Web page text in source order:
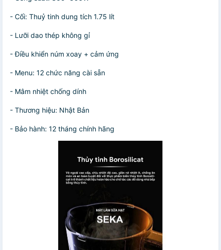
- Cối: Thuỷ tinh dung tích 1.75 lít
- Lưỡi dao thép không gỉ
- Điều khiển núm xoay + cảm ứng
- Menu: 12 chức năng cài sẵn
- Mâm nhiệt chống dính
- Thương hiệu: Nhật Bản
- Bảo hành: 12 tháng chính hãng